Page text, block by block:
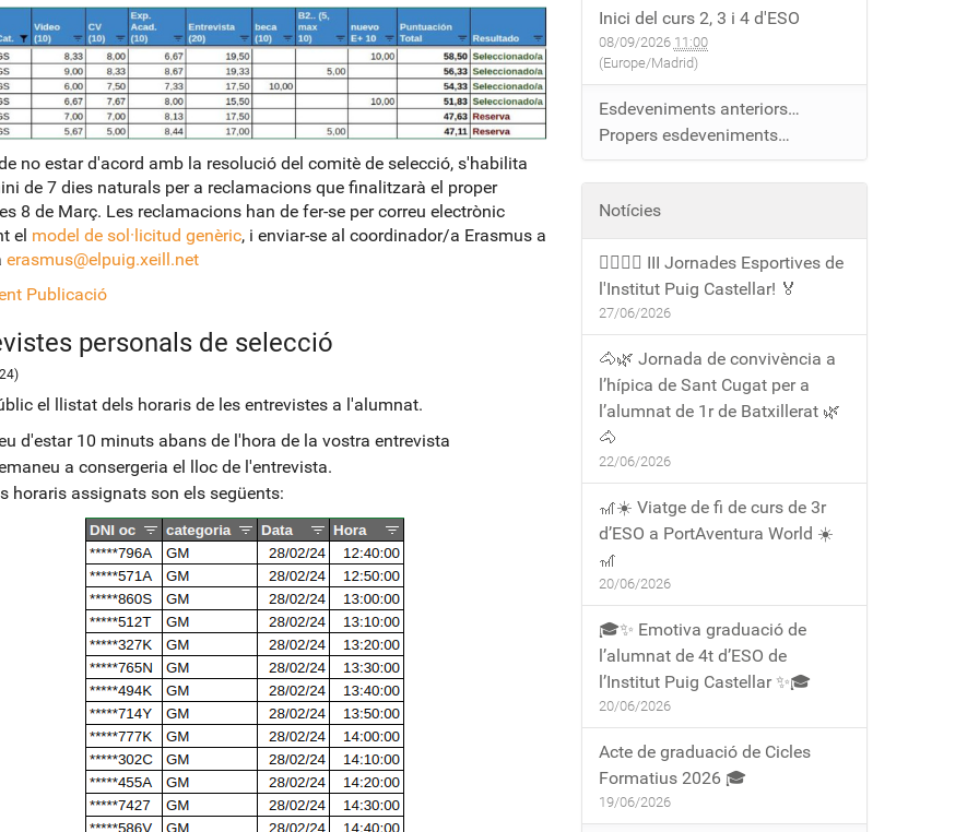
no estar d'acord amb la resolució del comitè de selecció, s'habilita
de 7 dies naturals per a reclamacions que finalitzarà el proper
8 de Març. Les reclamacions han de fer-se per correu electrònic
el model de sol·licitud genèric, i enviar-se al coordinador/a Erasmus a
erasmus@elpuig.xeill.net
Publicació
personals de selecció
el llistat dels horaris de les entrevistes a l'alumnat.
d'estar 10 minuts abans de l'hora de la vostra entrevista
a consergeria el lloc de l'entrevista.
horaris assignats son els següents:
Inici del curs 2, 3 i 4 d'ESO
08/09/2026 11:00
(Europe/Madrid)
Esdeveniments anteriors…
Propers esdeveniments…
Notícies
🏃‍♀️🏃‍♂️ III Jornades Esportives de
l'Institut Puig Castellar! 🏅
27/06/2026
🐴🌿 Jornada de convivència a
l’hípica de Sant Cugat per a
l’alumnat de 1r de Batxillerat 🌿
🐴
22/06/2026
🎢☀️ Viatge de fi de curs de 3r
d’ESO a PortAventura World ☀️
🎢
20/06/2026
🎓✨ Emotiva graduació de
l’alumnat de 4t d’ESO de
l’Institut Puig Castellar ✨🎓
20/06/2026
Acte de graduació de Cicles
Formatius 2026 🎓
19/06/2026